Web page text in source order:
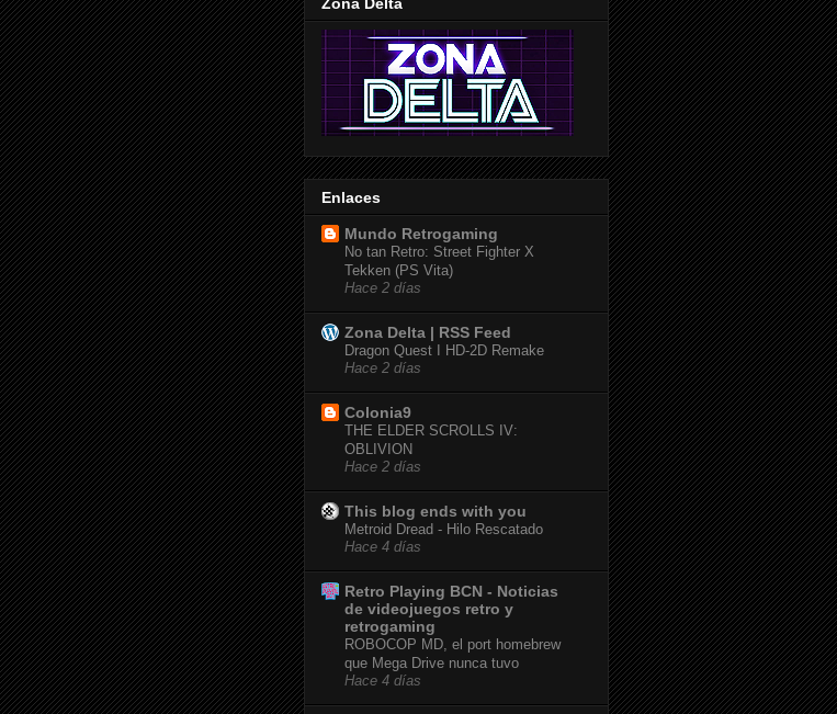
Enlaces
Mundo Retrogaming
No tan Retro: Street Fighter X
Tekken (PS Vita)
Hace 2 días
Zona Delta | RSS Feed
Dragon Quest I HD-2D Remake
Hace 2 días
Colonia9
THE ELDER SCROLLS IV:
OBLIVION
Hace 2 días
This blog ends with you
Metroid Dread - Hilo Rescatado
Hace 4 días
Retro Playing BCN - Noticias
de videojuegos retro y
retrogaming
ROBOCOP MD, el port homebrew
que Mega Drive nunca tuvo
Hace 4 días